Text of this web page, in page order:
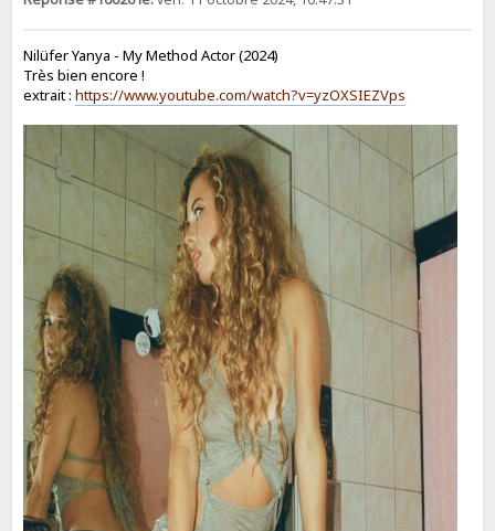
Nilüfer Yanya - My Method Actor (2024)
Très bien encore !
extrait :https://www.youtube.com/watch?v=yzOXSIEZVps